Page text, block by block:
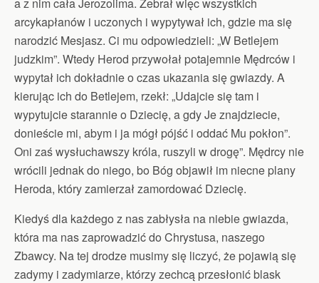
arcykapłanów i uczonych i wypytywał ich, gdzie ma się
narodzić Mesjasz. Ci mu odpowiedzieli: „W Betlejem
judzkim”. Wtedy Herod przywołał potajemnie Mędrców i
wypytał ich dokładnie o czas ukazania się gwiazdy. A
kierując ich do Betlejem, rzekł: „Udajcie się tam i
wypytujcie starannie o Dziecię, a gdy Je znajdziecie,
donieście mi, abym i ja mógł pójść i oddać Mu pokłon”.
Oni zaś wysłuchawszy króla, ruszyli w drogę”. Mędrcy nie
wrócili jednak do niego, bo Bóg objawił im niecne plany
Heroda, który zamierzał zamordować Dziecię.
Kiedyś dla każdego z nas zabłysła na niebie gwiazda,
która ma nas zaprowadzić do Chrystusa, naszego
Zbawcy. Na tej drodze musimy się liczyć, że pojawią się
zadymy i zadymiarze, którzy zechcą przesłonić blask